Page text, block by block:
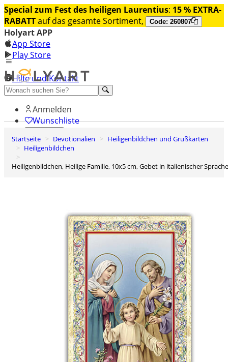
Special zum Fest des heiligen Laurentius: 15 % EXTRA-
RABATTauf das gesamte Sortiment, Code: 260807
Holyart APP
App Store
Play Store
Hilfe und Kontakt
Entdecken Sie Premium
Anmelden
Wunschliste
0
Warenkorb
Startseite Devotionalien
Heiligenbildchen und Grußkarten
Heiligenbildchen
Heiligenbildchen, Heilige Familie, 10x5 cm, Gebet in italienischer Sprache